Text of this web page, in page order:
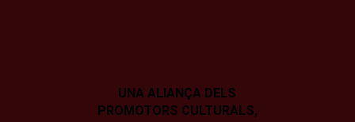
UNA ALIANÇA DELS
PROMOTORS CULTURALS,